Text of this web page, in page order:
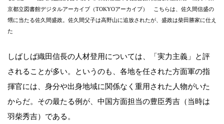
京都立図書館デジタルアーカイブ（TOKYOアーカイブ） こちらは、佐久間信盛の
甥に当たる佐久間盛政。佐久間父子は高野山に追放されたが、盛政は柴田勝家に仕え
た
しばしば織田信長の人材登用については、「実力主義」と評
されることが多い。というのも、各地を任された方面軍の指
揮官には、身分や出身地域に関係なく重用された人物がいた
からだ。その最たる例が、中国方面担当の豊臣秀吉（当時は
羽柴秀吉）である。